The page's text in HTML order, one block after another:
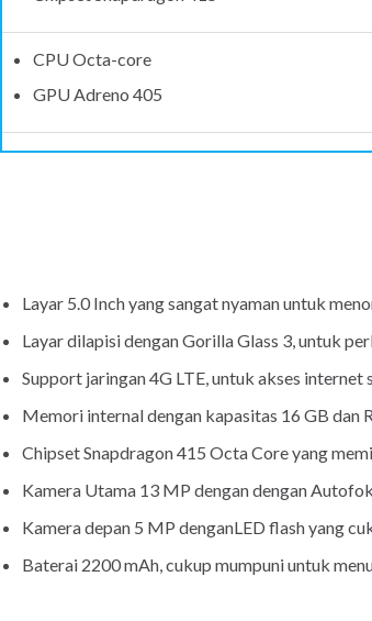
CPU Octa-core
GPU Adreno 405
Layar 5.0 Inch yang sangat nyaman untuk
Layar dilapisi dengan Gorilla Glass 3, untuk
Support jaringan 4G LTE, untuk akses internet
Memori internal dengan kapasitas 16 GB dan
Chipset Snapdragon 415 Octa Core yang
Kamera Utama 13 MP dengan dengan
Kamera depan 5 MP denganLED flash yang
Baterai 2200 mAh, cukup mumpuni untuk